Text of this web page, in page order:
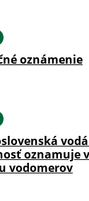
oznámenie
oznamuje
vodomerov